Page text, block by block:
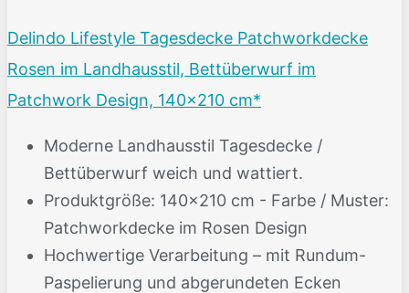
Delindo Lifestyle Tagesdecke Patchworkdecke
Rosen im Landhausstil, Bettüberwurf im
Patchwork Design, 140x210 cm*
Moderne Landhausstil Tagesdecke /
Bettüberwurf weich und wattiert.
Produktgröße: 140x210 cm - Farbe / Muster:
Patchworkdecke im Rosen Design
Hochwertige Verarbeitung – mit Rundum-
Paspelierung und abgerundeten Ecken